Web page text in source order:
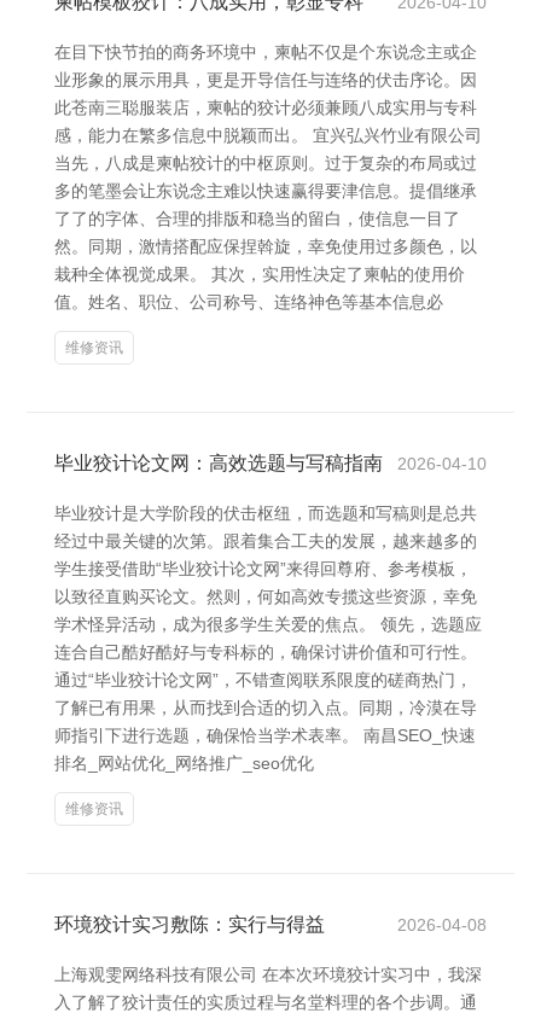
在目下快节拍的商务环境中，柬帖不仅是个东说念主或企
业形象的展示用具，更是开导信任与连络的伏击序论。因
此苍南三聪服装店，柬帖的狡计必须兼顾八成实用与专科
感，能力在繁多信息中脱颖而出。 宜兴弘兴竹业有限公司
当先，八成是柬帖狡计的中枢原则。过于复杂的布局或过
多的笔墨会让东说念主难以快速赢得要津信息。提倡继承
了了的字体、合理的排版和稳当的留白，使信息一目了
然。同期，激情搭配应保捏斡旋，幸免使用过多颜色，以
栽种全体视觉成果。 其次，实用性决定了柬帖的使用价
值。姓名、职位、公司称号、连络神色等基本信息必
维修资讯
毕业狡计论文网：高效选题与写稿指南 2026-04-10
毕业狡计是大学阶段的伏击枢纽，而选题和写稿则是总共
经过中最关键的次第。跟着集合工夫的发展，越来越多的
学生接受借助“毕业狡计论文网”来得回尊府、参考模板，
以致径直购买论文。然则，何如高效专揽这些资源，幸免
学术怪异活动，成为很多学生关爱的焦点。 领先，选题应
连合自己酷好酷好与专科标的，确保讨讲价值和可行性。
通过“毕业狡计论文网”，不错查阅联系限度的磋商热门，
了解已有用果，从而找到合适的切入点。同期，冷漠在导
师指引下进行选题，确保恰当学术表率。 南昌SEO_快速
排名_网站优化_网络推广_seo优化
维修资讯
环境狡计实习敷陈：实行与得益 2026-04-08
上海观雯网络科技有限公司 在本次环境狡计实习中，我深
入了解了狡计责任的实质过程与名堂料理的各个步调。通